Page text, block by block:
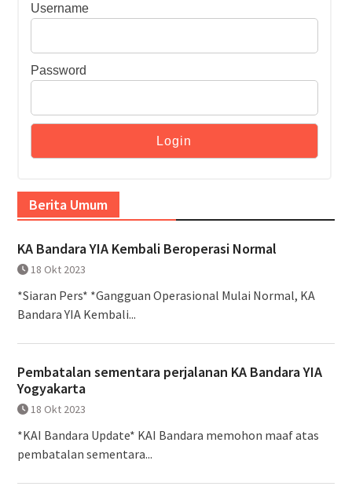
Username
Password
Berita Umum
KA Bandara YIA Kembali Beroperasi Normal
18 Okt 2023
*Siaran Pers* *Gangguan Operasional Mulai Normal, KA
Bandara YIA Kembali...
Pembatalan sementara perjalanan KA Bandara YIA
Yogyakarta
18 Okt 2023
*KAI Bandara Update* KAI Bandara memohon maaf atas
pembatalan sementara...